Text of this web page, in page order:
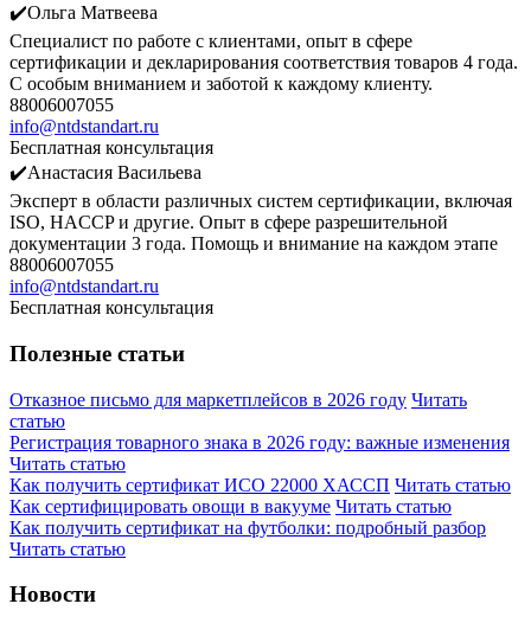
✔️Ольга Матвеева
Специалист по работе с клиентами, опыт в сфере
сертификации и декларирования соответствия товаров 4 года.
С особым вниманием и заботой к каждому клиенту.
88006007055
info@ntdstandart.ru
Бесплатная консультация
✔️Анастасия Васильева
Эксперт в области различных систем сертификации, включая
ISO, HACCP и другие. Опыт в сфере разрешительной
документации 3 года. Помощь и внимание на каждом этапе
88006007055
info@ntdstandart.ru
Бесплатная консультация
Полезные статьи
Отказное письмо для маркетплейсов в 2026 году Читать
статью
Регистрация товарного знака в 2026 году: важные изменения
Читать статью
Как получить сертификат ИСО 22000 ХАССП Читать статью
Как сертифицировать овощи в вакууме Читать статью
Как получить сертификат на футболки: подробный разбор
Читать статью
Новости